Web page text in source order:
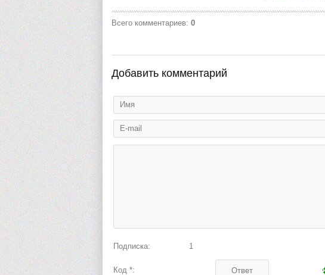
Всего комментариев: 0
Добавить комментарий
Подписка:
1
Код *: